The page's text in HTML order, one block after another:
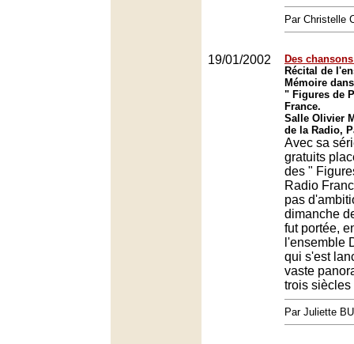
Par Christelle
19/01/2002
Des
Récital de
Mémoire
" Figures de
France.
Salle Olivier
de la Radio,
Avec sa
gratuits
des "
Radio
pas
dimanche
fut portée,
l'ensemble
qui s'est
vaste
trois siècles
Par Juliette